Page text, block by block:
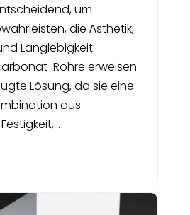
um
die Ästhetik,
Langlebigkeit
Rohre erweisen
Lösung, da sie eine
aus